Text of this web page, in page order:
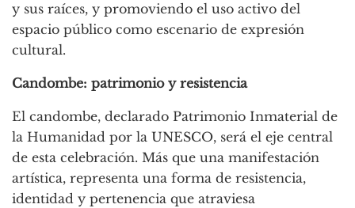
y sus raíces, y promoviendo el uso activo del
espacio público como escenario de expresión
cultural.
Candombe: patrimonio y resistencia
El candombe, declarado Patrimonio Inmaterial de
la Humanidad por la UNESCO, será el eje central
de esta celebración. Más que una manifestación
artística, representa una forma de resistencia,
identidad y pertenencia que atraviesa